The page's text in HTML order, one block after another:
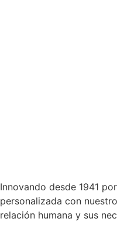
Innovando desde 1941
personalizada con
relación humana y sus